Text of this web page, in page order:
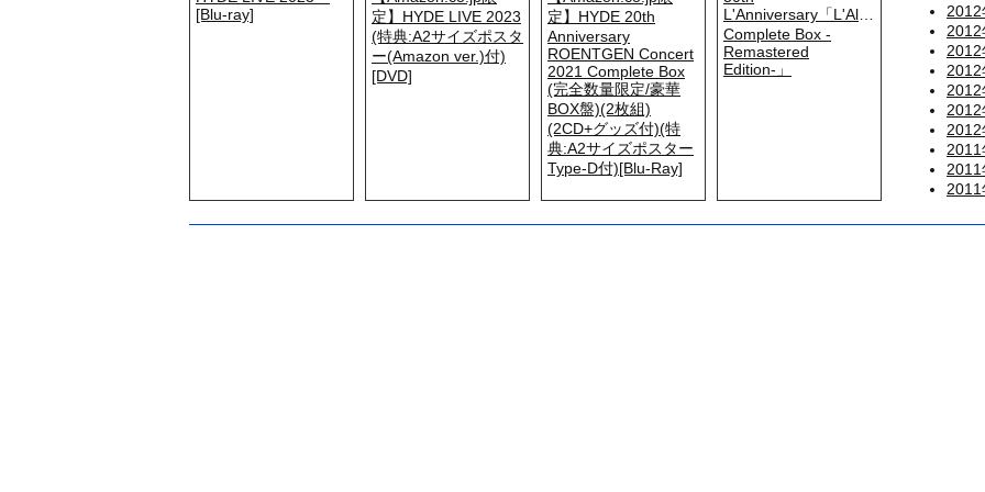
[Blu-ray]
定】HYDE LIVE 2023
(特典:A2サイズポスタ
ー(Amazon ver.)付)
[DVD]
定】HYDE 20th
Anniversary
ROENTGEN Concert
2021 Complete Box
(完全数量限定/豪華
BOX盤)(2枚組)
(2CD+グッズ付)(特
典:A2サイズポスター
Type-D付)[Blu-Ray]
L'Anniversary「L'Album
Complete Box -
Remastered
Edition-」